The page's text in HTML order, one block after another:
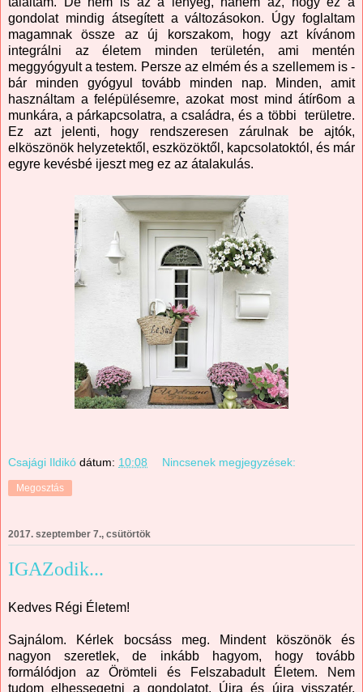
gondolat mindig átsegített a változásokon. Úgy foglaltam
magamnak össze az új korszakom, hogy azt kívánom
integrálni az életem minden területén, ami mentén
meggyógyult a testem. Persze az elmém és a szellemem is -
bár minden gyógyul tovább minden nap. Minden, amit
használtam a felépülésemre, azokat most mind átír6om a
munkára, a párkapcsolatra, a családra, és a többi területre.
Ez azt jelenti, hogy rendszeresen zárulnak be ajtók,
elköszönök helyzetektől, eszközöktől, kapcsolatoktól, és már
egyre kevésbé ijeszt meg ez az átalakulás.
Csajági Ildikó dátum: 10:08 Nincsenek megjegyzések:
Megosztás
2017. szeptember 7., csütörtök
IGAZodik...
Kedves Régi Életem!
Sajnálom. Kérlek bocsáss meg. Mindent köszönök és
nagyon szeretlek, de inkább hagyom, hogy tovább
formálódjon az Örömteli és Felszabadult Életem. Nem
tudom elhessegetni a gondolatot. Újra és újra visszatér,